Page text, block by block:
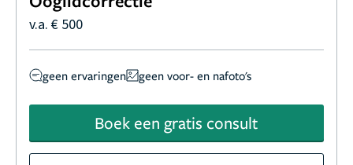
v.a. € 500
geen ervaringen geen voor- en nafoto's
Boek een gratis consult